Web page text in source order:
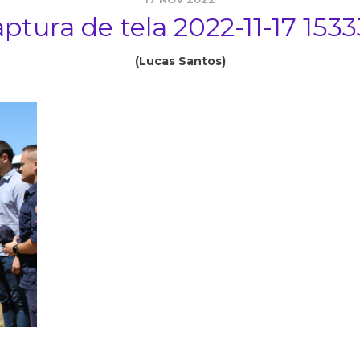
de tela 2022-11-17
(Lucas Santos)